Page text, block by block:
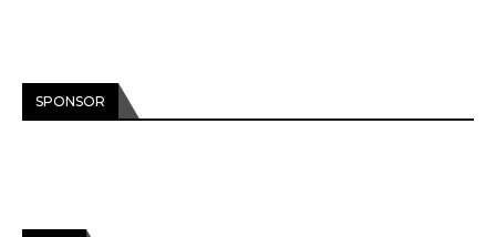
SPONSOR